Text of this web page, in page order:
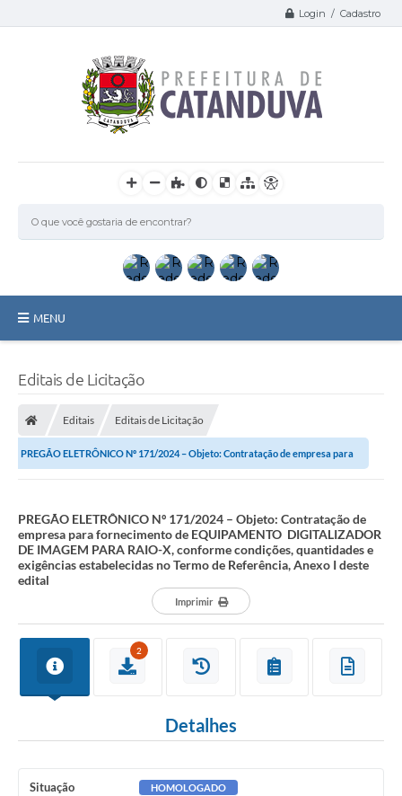
Login / Cadastro
MENU
Legislação
Contratos
Ouvidoria
Arquivos para Download
Obras
Editais de Licitação
Editais Editais de Licitação
PREGÃO ELETRÔNICO Nº 171/2024 – Objeto: Contratação de empresa para
PREGÃO ELETRÔNICO Nº 171/2024 – Objeto: Contratação de
empresa para fornecimento de EQUIPAMENTO DIGITALIZADOR
DE IMAGEM PARA RAIO-X, conforme condições, quantidades e
exigências estabelecidas no Termo de Referência, Anexo I deste
edital
Imprimir
2
Detalhes
Situação HOMOLOGADO